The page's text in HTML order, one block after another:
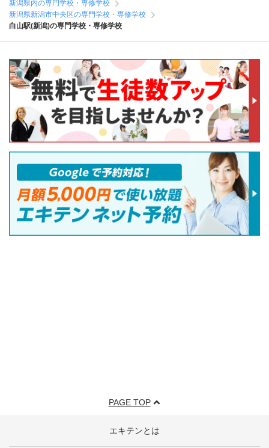
新潟県内の専門学校・専修学校
新潟県新潟市中央区の専門学校・専修学校
白山駅(新潟)の専門学校・専修学校
PAGE TOP
エキテンとは